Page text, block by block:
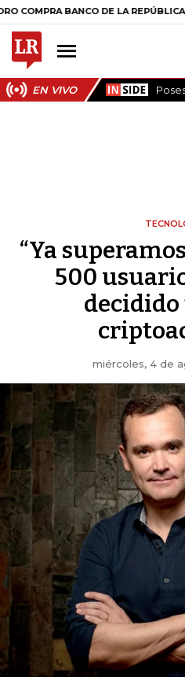
BANCO DE LA REPÚBLICA $
EN VIVO
“Ya
500
miércoles, 4 de